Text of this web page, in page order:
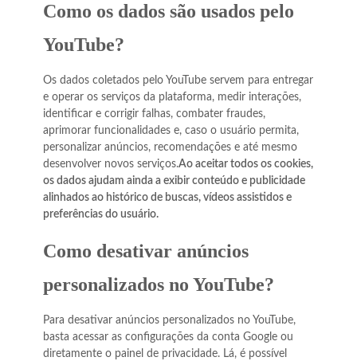
Como os dados são usados pelo
YouTube?
Os dados coletados pelo YouTube servem para entregar
e operar os serviços da plataforma, medir interações,
identificar e corrigir falhas, combater fraudes,
aprimorar funcionalidades e, caso o usuário permita,
personalizar anúncios, recomendações e até mesmo
desenvolver novos serviços.Ao aceitar todos os cookies,
os dados ajudam ainda a exibir conteúdo e publicidade
alinhados ao histórico de buscas, vídeos assistidos e
preferências do usuário.
Como desativar anúncios
personalizados no YouTube?
Para desativar anúncios personalizados no YouTube,
basta acessar as configurações da conta Google ou
diretamente o painel de privacidade. Lá, é possível